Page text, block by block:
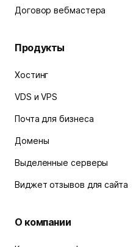
Договор вебмастера
Продукты
Хостинг
VDS и VPS
Почта для бизнеса
Домены
Выделенные серверы
Виджет отзывов для сайта
О компании